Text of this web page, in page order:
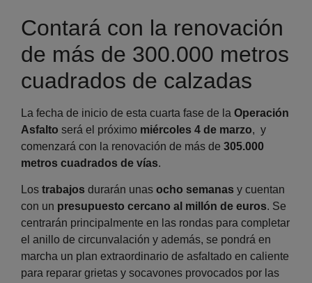
Contará con la renovación
de más de 300.000 metros
cuadrados de calzadas
La fecha de inicio de esta cuarta fase de la Operación
Asfalto será el próximo miércoles 4 de marzo, y
comenzará con la renovación de más de 305.000
metros cuadrados de vías.
Los trabajos durarán unas ocho semanas y cuentan
con un presupuesto cercano al millón de euros. Se
centrarán principalmente en las rondas para completar
el anillo de circunvalación y además, se pondrá en
marcha un plan extraordinario de asfaltado en caliente
para reparar grietas y socavones provocados por las